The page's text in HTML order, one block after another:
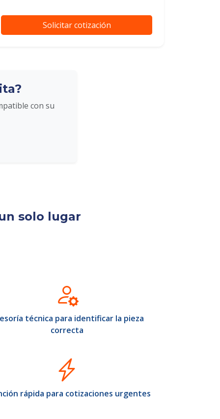
Solicitar cotización
con su
solo lugar
técnica para identificar la pieza
correcta
rápida para cotizaciones urgentes